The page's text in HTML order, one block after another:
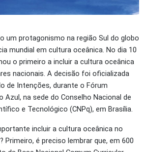
um protagonismo na região Sul do globo
mundial em cultura oceânica. No dia 10
o primeiro a incluir a cultura oceânica
nacionais. A decisão foi oficializada
de Intenções, durante o Fórum
Azul, na sede do Conselho Nacional de
e Tecnológico (CNPq), em Brasília.
incluir a cultura oceânica no
Primeiro, é preciso lembrar que, em 600